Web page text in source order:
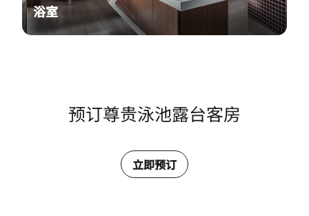
浴室
预订尊贵泳池露台客房
立即预订